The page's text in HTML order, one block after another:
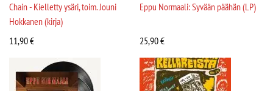
Chain - Kielletty ysäri, toim. Jouni
Hokkanen (kirja)
11,90€
Eppu Normaali: Syvään päähän (LP)
25,90€